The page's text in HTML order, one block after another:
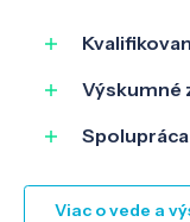
Výskumné
Viac o vede a